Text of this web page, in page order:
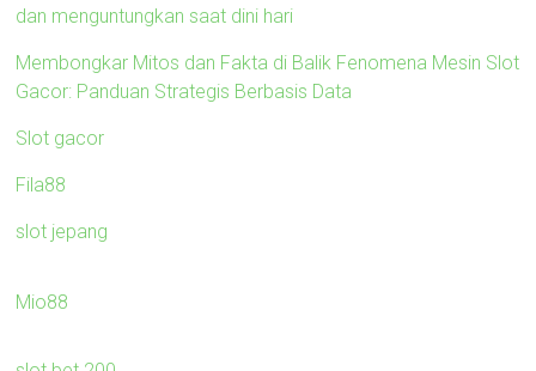
dan menguntungkan saat dini hari
Membongkar Mitos dan Fakta di Balik Fenomena Mesin Slot
Gacor: Panduan Strategis Berbasis Data
Slot gacor
Fila88
slot jepang
Mio88